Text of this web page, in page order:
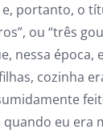
portanto, o
ou “três
nessa época,
cozinha
quando eu era